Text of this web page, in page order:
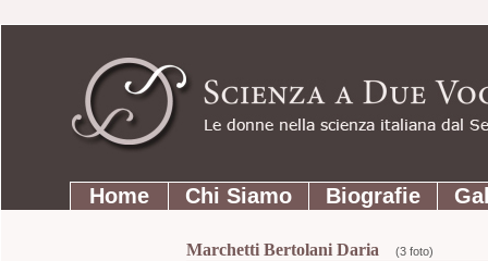
contenuti.
Strumenti
personali
SezioniHome Chi Siamo Biografie
Marchetti Bertolani Daria (3 foto)